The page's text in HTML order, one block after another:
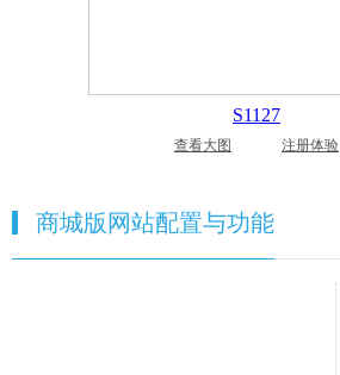
S1127
查看大图 注册体验
商城版网站配置与功能